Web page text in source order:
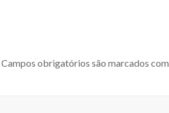
Campos obrigatórios são marcados com